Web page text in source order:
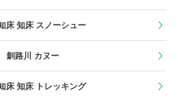
床 知床 スノーシュー
釧路川 カヌー
床 知床 トレッキング